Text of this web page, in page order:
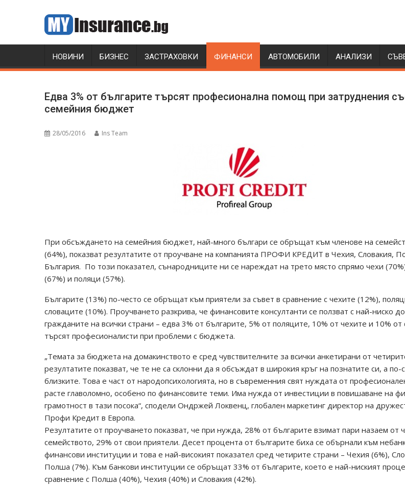
НОВИНИ БИЗНЕС ЗАСТРАХОВКИ ФИНАНСИ АВТОМОБИЛИ АНАЛИЗИ
Едва 3% от българите търсят професионална помощ при затруднения
семейния бюджет
28/05/2016 Ins Team
При обсъждането на семейния бюджет, най-много българи се обръщат към членове на
(64%), показват резултатите от проучване на компанията ПРОФИ КРЕДИТ в Чехия, Словакия,
България. По този показател, сънародниците ни се нареждат на трето място спрямо чехи
(67%) и поляци (57%).
Българите (13%) по-често се обръщат към приятели за съвет в сравнение с чехите (12%),
словаците (10%). Проучването разкрива, че финансовите консултанти се ползват с най-ниско
гражданите на всички страни – едва 3% от българите, 5% от поляците, 10% от чехите и 10% от
търсят професионалисти при проблеми с бюджета.
„Темата за бюджета на домакинството е сред чувствителните за всички анкетирани от
резултатите показват, че те не са склонни да я обсъждат в широкия кръг на познатите си, а по-
близките. Това е част от народопсихологията, но в съвременния свят нуждата от
расте главоломно, особено по финансовите теми. Има нужда от инвестиции в повишаване на
грамотност в тази посока“, сподели Ондржей Локвенц, глобален маркетинг директор на
Профи Кредит в Европа.
Резултатите от проучването показват, че при нужда, 28% от българите взимат пари назаем от
семейството, 29% от свои приятели. Десет процента от българите биха се обърнали към
финансови институции и това е най-високият показател сред четирите страни – Чехия (6%),
Полша (7%). Към банкови институции се обръщат 33% от българите, което е най-ниският
сравнение с Полша (40%), Чехия (40%) и Словакия (42%).